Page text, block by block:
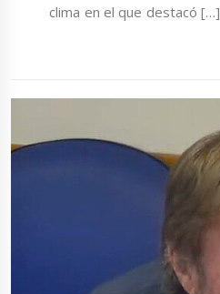
clima en el que destacó […]